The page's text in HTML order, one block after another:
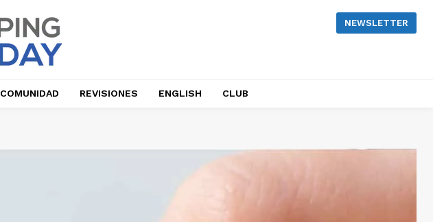
NEWSLETTER
COMUNIDAD REVISIONES ENGLISH CLUB